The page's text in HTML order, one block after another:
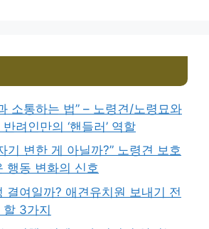
소통하는 법” – 노령견/노령묘와
려인만의 ‘핸들러’ 역할
기 변한 게 아닐까?” 노령견 보호
행동 변화의 신호
결여일까? 애견유치원 보내기 전
할 3가지